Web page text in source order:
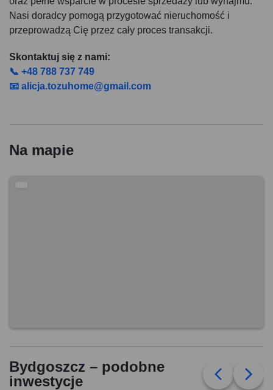
Nasi doradcy pomogą przygotować nieruchomość i
przeprowadzą Cię przez cały proces transakcji.
Skontaktuj się z nami:
📞 +48 788 737 749
📧 alicja.tozuhome@gmail.com
Na mapie
Bydgoszcz – podobne
inwestycje